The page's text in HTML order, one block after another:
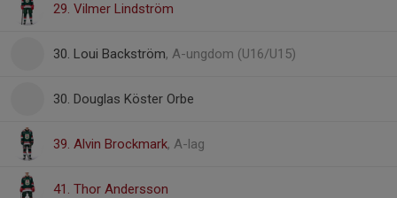
29. Vilmer Lindström
30. Loui Backström, A-ungdom (U16/U15)
30. Douglas Köster Orbe
39. Alvin Brockmark, A-lag
41. Thor Andersson